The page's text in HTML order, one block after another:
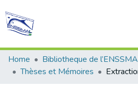
Communities &
Statistics
All of DSpace
Home
Bibliotheque de
Thèses et Mémoires